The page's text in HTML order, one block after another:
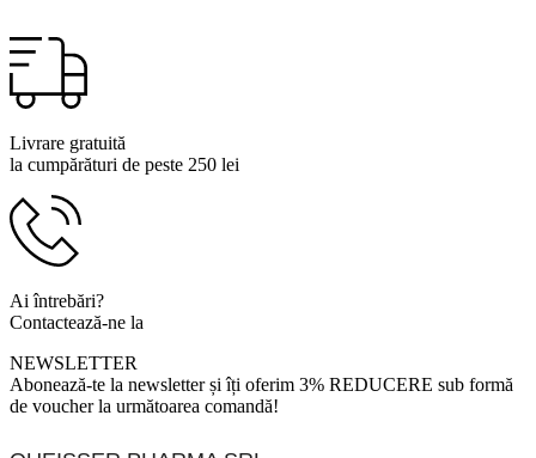
Livrare gratuită
la cumpărături de peste 250 lei
Ai întrebări?
Contactează-ne la
NEWSLETTER
Abonează-te la newsletter și îți oferim 3% REDUCERE sub formă
de voucher la următoarea comandă!